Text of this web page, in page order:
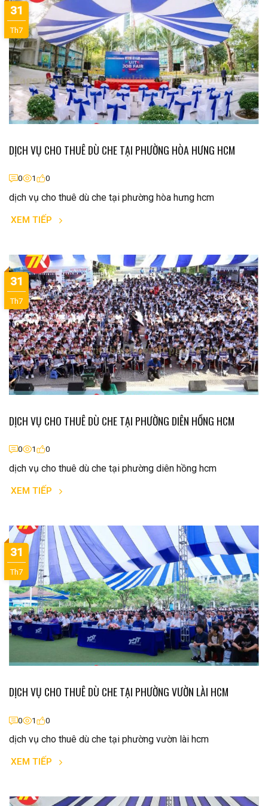
DỊCH VỤ CHO THUÊ DÙ CHE TẠI PHƯỜNG HÒA HƯNG HCM
0 1 0
dịch vụ cho thuê dù che tại phường hòa hưng hcm
XEM TIẾP
31
Th7
DỊCH VỤ CHO THUÊ DÙ CHE TẠI PHƯỜNG DIÊN HỒNG HCM
0 1 0
dịch vụ cho thuê dù che tại phường diên hồng hcm
XEM TIẾP
31
Th7
DỊCH VỤ CHO THUÊ DÙ CHE TẠI PHƯỜNG VƯỜN LÀI HCM
0 1 0
dịch vụ cho thuê dù che tại phường vườn lài hcm
XEM TIẾP
31
Th7